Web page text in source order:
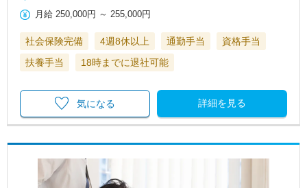
月給 250,000円 ～255,000円
社会保険完備 4週8休以上 通勤手当
資格手当
扶養手当
18時までに退社可能
詳細を見る
気になる